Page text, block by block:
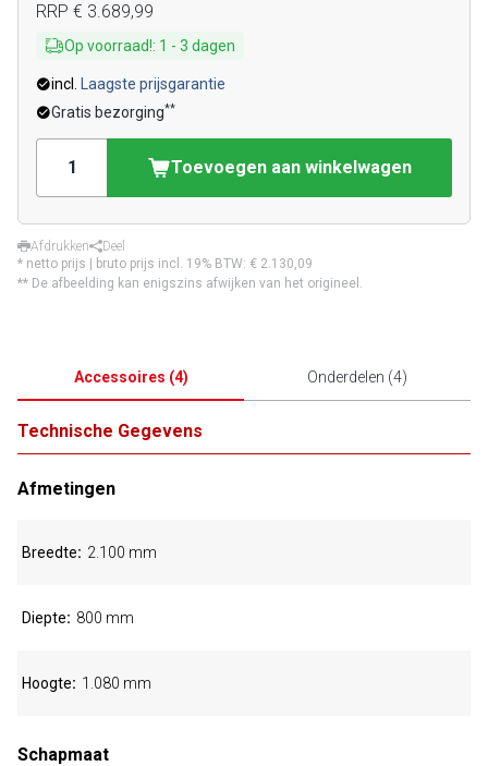
RRP € 3.689,99
Op voorraad!: 1 - 3 dagen
incl.
Laagste prijsgarantie
Gratis bezorging**
Toevoegen aan winkelwagen
Afdrukken
Deel
* netto prijs | bruto prijs incl. 19% BTW: € 2.130,09
** De afbeelding kan enigszins afwijken van het origineel.
Accessoires (4) Onderdelen (4)
Technische Gegevens
Afmetingen
Breedte 2.100 mm
Diepte 800 mm
Hoogte 1.080 mm
Schapmaat